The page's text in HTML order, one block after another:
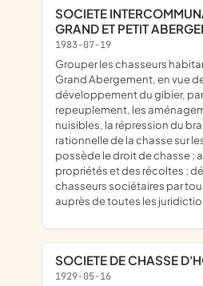
SOCIETE INTERCOMMUNALE DE CHASSE DU
GRAND ET PETIT
1983-07-19
grouper les chasseurs habitant la commune des Petit et
Grand Abergement, en vue
développement du gibier,
repeuplement, les
nuisibles, la répression du
rationnelle de la chasse sur
possède le droit de chasse ;
propriétés et des récoltes ;
chasseurs sociétaires par
auprès de toutes les
SOCIETE DE CHASSE
1929-05-16